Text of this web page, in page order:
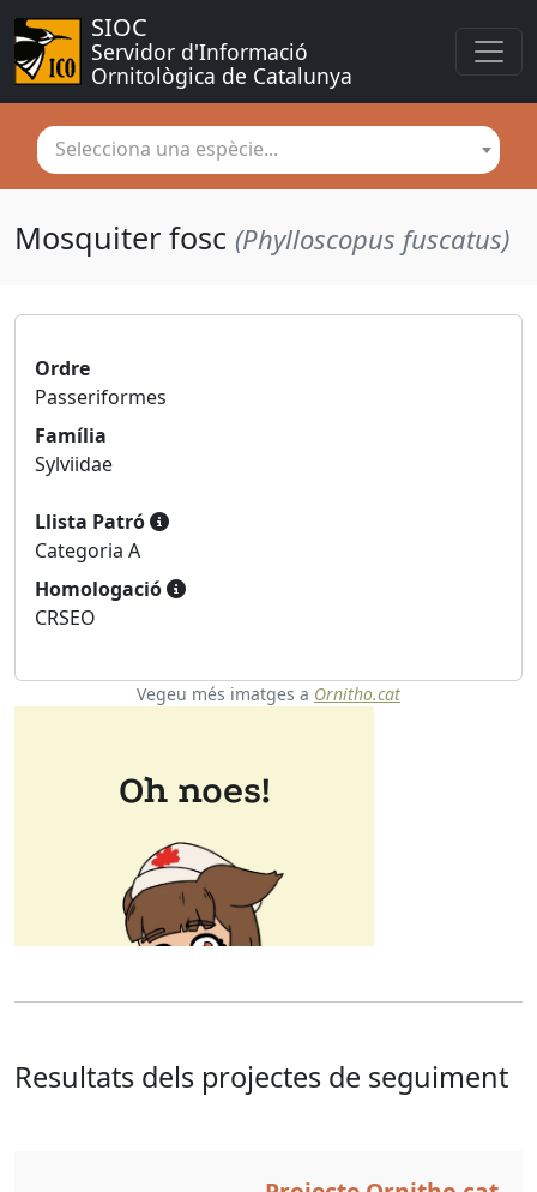
SIOC
Servidor d'Informació
Ornitològica de Catalunya
Selecciona una espècie...
Mosquiter fosc (Phylloscopus fuscatus)
Ordre
Passeriformes
Família
Sylviidae
Llista Patró
Categoria A
Homologació
CRSEO
Vegeu més imatges a Ornitho.cat
Resultats dels projectes de seguiment